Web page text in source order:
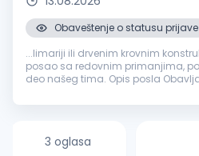
Obaveštenje o statusu prijave
...limariji ili drvenim krovnim
posao sa redovnim primanjima,
deo našeg tima. Opis posla Obavljanje
zameni oluka...
3 oglasa